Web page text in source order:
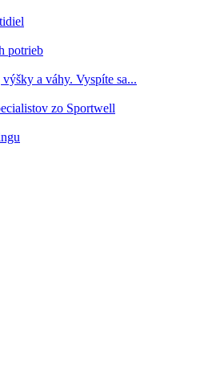
potrieb
a váhy. Vyspíte sa...
zo Sportwell